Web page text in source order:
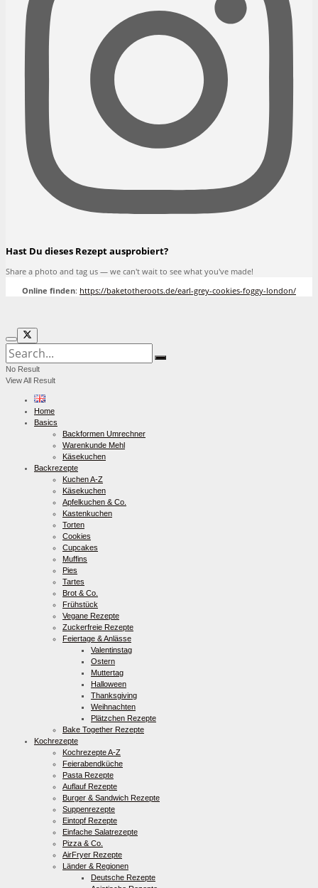
Hast Du dieses Rezept ausprobiert?
Share a photo and tag us — we can't wait to see what you've made!
Online finden: https://baketotheroots.de/earl-grey-cookies-foggy-london/
No Result
View All Result
Home
Basics
Backformen Umrechner
Warenkunde Mehl
Käsekuchen
Backrezepte
Kuchen A-Z
Käsekuchen
Apfelkuchen & Co.
Kastenkuchen
Torten
Cookies
Cupcakes
Muffins
Pies
Tartes
Brot & Co.
Frühstück
Vegane Rezepte
Zuckerfreie Rezepte
Feiertage & Anlässe
Valentinstag
Ostern
Muttertag
Halloween
Thanksgiving
Weihnachten
Plätzchen Rezepte
Bake Together Rezepte
Kochrezepte
Kochrezepte A-Z
Feierabendküche
Pasta Rezepte
Auflauf Rezepte
Burger & Sandwich Rezepte
Suppenrezepte
Eintopf Rezepte
Einfache Salatrezepte
Pizza & Co.
AirFryer Rezepte
Länder & Regionen
Deutsche Rezepte